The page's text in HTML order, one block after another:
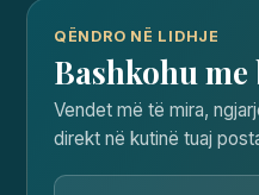
QËNDRO NË LIDHJE
Bashkohu
Vendet më të mira,
direkt në kutinë tuaj